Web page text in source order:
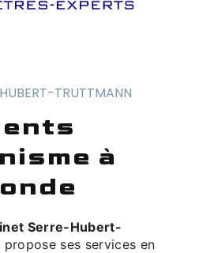
HUBERT-TRUTTMANN
à
Serre-Hubert-
propose ses services en